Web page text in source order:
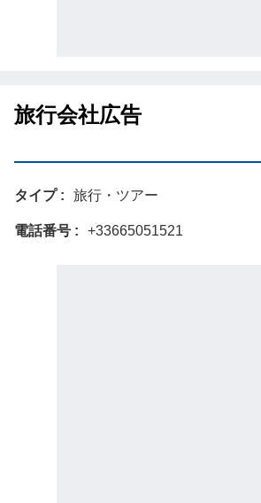
旅行会社広告
タイプ 旅行・ツアー
電話番号 +33665051521